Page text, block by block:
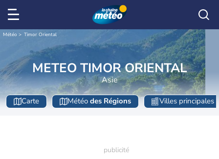
Météo Timor Oriental
METEO TIMOR ORIENTAL
Asie
Carte Météo des Régions Villes principales